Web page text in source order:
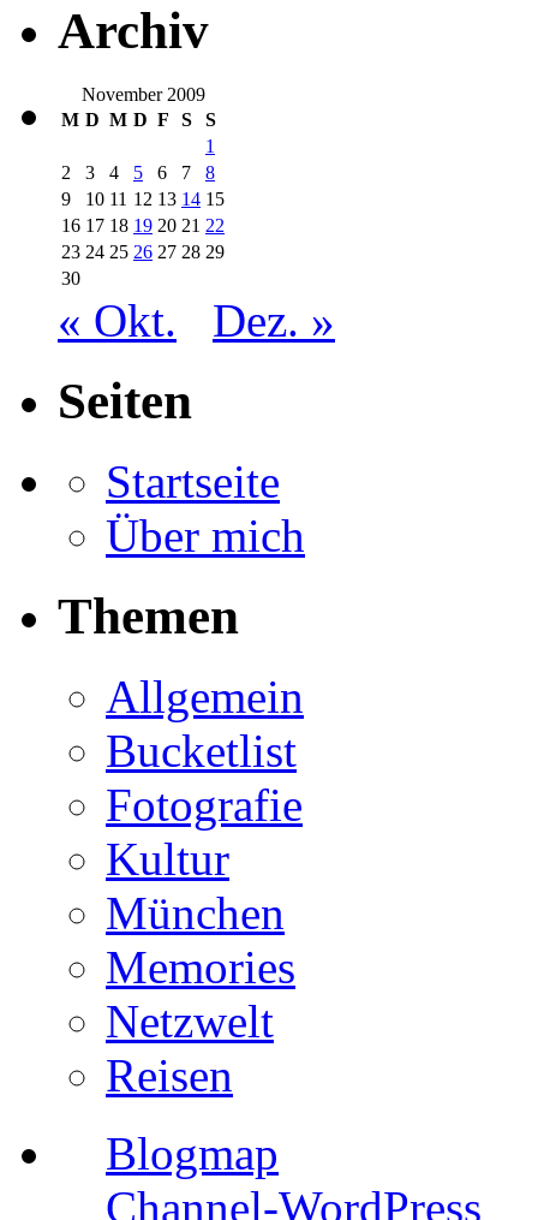
Archiv
November 2009
M D M D F S
S
1
2
3 4 5 6 7
8
9
10 11 12 13 14 15
16 17 18 19 20 21 22
23 24 25 26 27 28 29
30
« Okt. Dez. »
Seiten
Startseite
Über mich
Themen
Allgemein
Bucketlist
Fotografie
Kultur
München
Memories
Netzwelt
Reisen
Blogmap
Channel-WordPress